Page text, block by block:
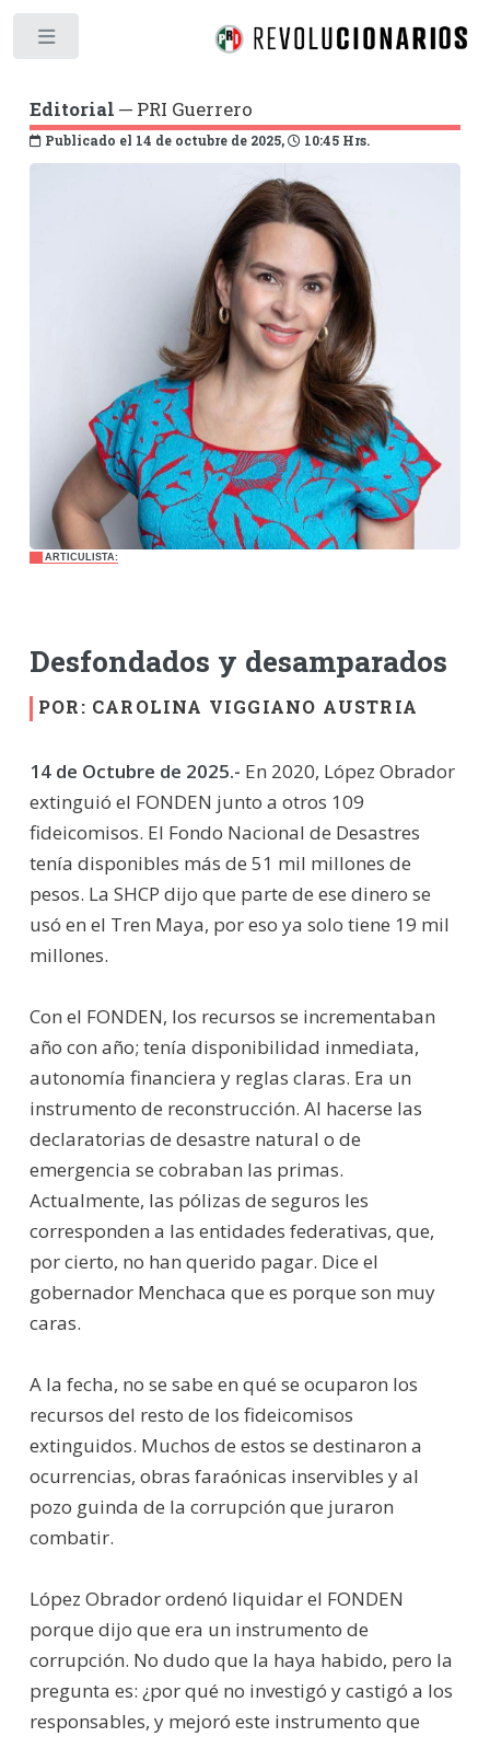
Editorial ─ PRI Guerrero
Publicado el 14 de octubre de 2025, 10:45 Hrs.
Desfondados y desamparados
POR: CAROLINA VIGGIANO AUSTRIA
14 de Octubre de 2025.- En 2020, López Obrador
extinguió el FONDEN junto a otros 109
fideicomisos. El Fondo Nacional de Desastres
tenía disponibles más de 51 mil millones de
pesos. La SHCP dijo que parte de ese dinero se
usó en el Tren Maya, por eso ya solo tiene 19 mil
millones.
Con el FONDEN, los recursos se incrementaban
año con año; tenía disponibilidad inmediata,
autonomía financiera y reglas claras. Era un
instrumento de reconstrucción. Al hacerse las
declaratorias de desastre natural o de
emergencia se cobraban las primas.
Actualmente, las pólizas de seguros les
corresponden a las entidades federativas, que,
por cierto, no han querido pagar. Dice el
gobernador Menchaca que es porque son muy
caras.
A la fecha, no se sabe en qué se ocuparon los
recursos del resto de los fideicomisos
extinguidos. Muchos de estos se destinaron a
ocurrencias, obras faraónicas inservibles y al
pozo guinda de la corrupción que juraron
combatir.
López Obrador ordenó liquidar el FONDEN
porque dijo que era un instrumento de
corrupción. No dudo que la haya habido, pero la
pregunta es: ¿por qué no investigó y castigó a los
responsables, y mejoró este instrumento que
ARTICULISTA: